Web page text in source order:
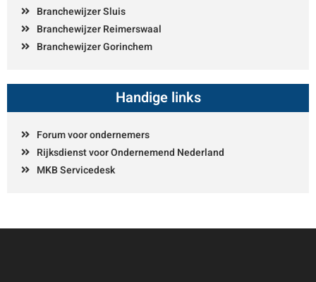
Branchewijzer Sluis
Branchewijzer Reimerswaal
Branchewijzer Gorinchem
Handige links
Forum voor ondernemers
Rijksdienst voor Ondernemend Nederland
MKB Servicedesk